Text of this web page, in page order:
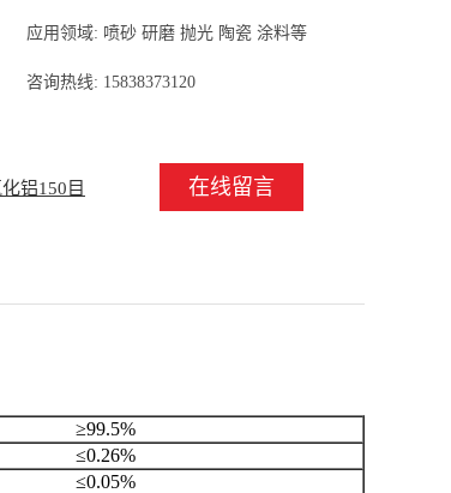
应用领域: 喷砂 研磨 抛光 陶瓷 涂料等
咨询热线: 15838373120
铝150目 在线留言
≥99.5%
≤0.26%
≤0.05%